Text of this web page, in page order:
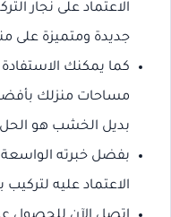
الاعتماد على نجار
جديدة ومتميزة على
كما يمكنك
مساحات منزلك
بديل الخشب هو الحل
بفضل خبرته الواسعة
الاعتماد عليه